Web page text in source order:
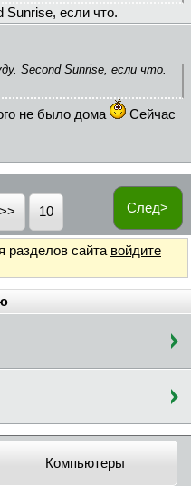
Sunrise, если что.
Second Sunrise, если что.
не было дома
Сейчас
След>
10
разделов сайта войдите
Компьютеры